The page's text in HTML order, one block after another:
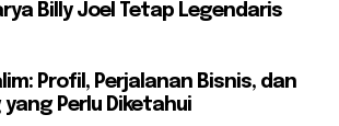
Billy Joel Tetap Legendaris
Profil, Perjalanan Bisnis, dan
Perlu Diketahui